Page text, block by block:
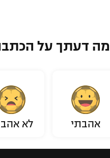
מה דעתך על
אהבתי לא